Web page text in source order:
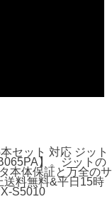
セット 対応 ジット
】。ジットの
本体保証と万全のサ
送料無料&平日15時
S5010